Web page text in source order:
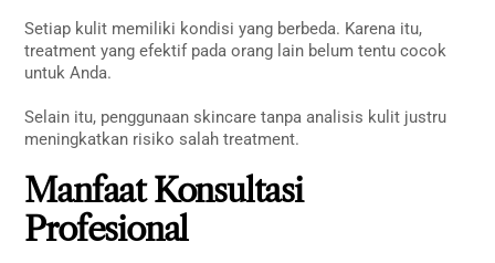
Setiap kulit memiliki kondisi yang berbeda. Karena itu,
treatment yang efektif pada orang lain belum tentu cocok
untuk Anda.
Selain itu, penggunaan skincare tanpa analisis kulit justru
meningkatkan risiko salah treatment.
Manfaat Konsultasi
Profesional